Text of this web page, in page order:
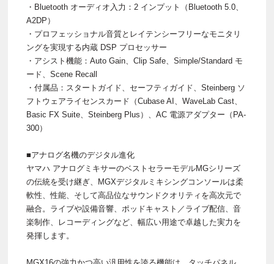
・Bluetooth オーディオ入力：2 インプット（Bluetooth 5.0、
A2DP）
・プロフェッショナル音質とレイテンシーフリーなモニタリ
ングを実現する内蔵 DSP プロセッサー
・アシスト機能：Auto Gain、Clip Safe、Simple/Standard モ
ード、Scene Recall
・付属品：スタートガイド、セーフティガイド、Steinberg ソ
フトウェアライセンスカード（Cubase AI、WaveLab Cast、
Basic FX Suite、Steinberg Plus）、AC 電源アダプター（PA-
300）
■アナログ名機のデジタル進化
ヤマハ アナログミキサーのベストセラーモデルMGシリーズ
の伝統を受け継ぎ、MGXデジタルミキシングコンソールは柔
軟性、性能、そして高品位なサウンドクオリティを高次元で
融合。ライブや設備音響、ポッドキャスト／ライブ配信、音
楽制作、レコーディングなど、幅広い用途で卓越した実力を
発揮します。